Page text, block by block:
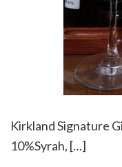
Kirkland Signature
10%Syrah, […]